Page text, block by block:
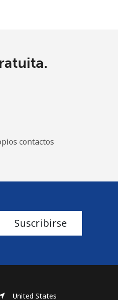
contactos
Suscribirse
United States